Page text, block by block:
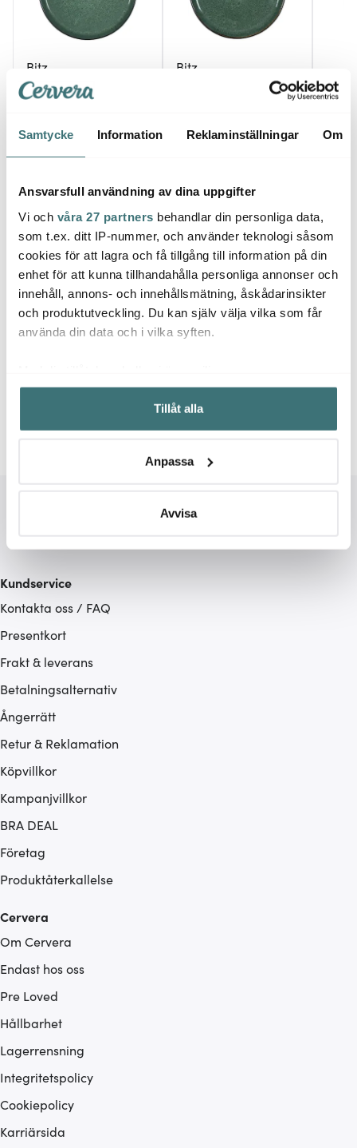
Samtycke Information Reklaminställningar Om
Ansvarsfull användning av dina uppgifter
Vi och våra 27 partners behandlar din personliga data,
som t.ex. ditt IP-nummer, och använder teknologi såsom
cookies för att lagra och få tillgång till information på din
enhet för att kunna tillhandahålla personliga annonser och
innehåll, annons- och innehållsmätning, åskådarinsikter
och produktutveckling. Du kan själv välja vilka som får
använda din data och i vilka syften.
Samla in information om din geografiska plats som
kan ha en noggrannhet på upp till flera meter
Identifiera din enhet genom att aktivt skanna den för
Ta reda på mer om hur dina personliga uppgifter
Du kan ändra eller dra tillbaka ditt samtycke när som
ska anpassas efter det som vi tror att du tycker om. Det
gör också att vi kan analysera vår trafik och göra
som du vill dela med dig av.
Tillåt alla
Anpassa
Avvisa
Bitz
Tallrik Gastro 27 cm
Svart/Grön
132 kr 189 kr
Bitz
Tallrik Gastro 21 cm
104 kr 149 kr
Bitz
69 kr
Låt dig inspireras av våra kunder
Kundservice
Kontakta oss / FAQ
Presentkort
Frakt & leverans
Betalningsalternativ
Ångerrätt
Retur & Reklamation
Köpvillkor
Kampanjvillkor
BRA DEAL
Företag
Produktåterkallelse
Cervera
Om Cervera
Endast hos oss
Pre Loved
Hållbarhet
Lagerrensning
Integritetspolicy
Cookiepolicy
Karriärsida